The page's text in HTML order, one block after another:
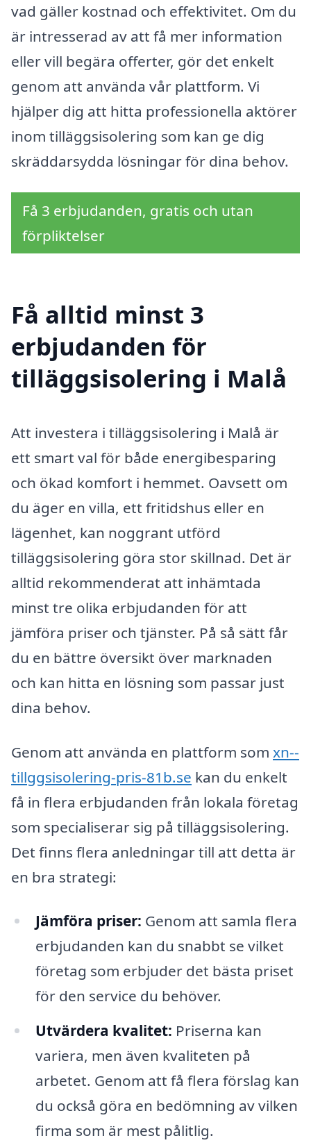
vad gäller kostnad och effektivitet. Om du
är intresserad av att få mer information
eller vill begära offerter, gör det enkelt
genom att använda vår plattform. Vi
hjälper dig att hitta professionella aktörer
inom tilläggsisolering som kan ge dig
skräddarsydda lösningar för dina behov.
Få 3 erbjudanden, gratis och utan
förpliktelser
Få alltid minst 3
erbjudanden för
tilläggsisolering i Malå
Att investera i tilläggsisolering i Malå är
ett smart val för både energibesparing
och ökad komfort i hemmet. Oavsett om
du äger en villa, ett fritidshus eller en
lägenhet, kan noggrant utförd
tilläggsisolering göra stor skillnad. Det är
alltid rekommenderat att inhämtada
minst tre olika erbjudanden för att
jämföra priser och tjänster. På så sätt får
du en bättre översikt över marknaden
och kan hitta en lösning som passar just
dina behov.
Genom att använda en plattform som xn--
tillggsisolering-pris-81b.se kan du enkelt
få in flera erbjudanden från lokala företag
som specialiserar sig på tilläggsisolering.
Det finns flera anledningar till att detta är
en bra strategi:
Jämföra priser: Genom att samla flera
erbjudanden kan du snabbt se vilket
företag som erbjuder det bästa priset
för den service du behöver.
Utvärdera kvalitet: Priserna kan
variera, men även kvaliteten på
arbetet. Genom att få flera förslag kan
du också göra en bedömning av vilken
firma som är mest pålitlig.